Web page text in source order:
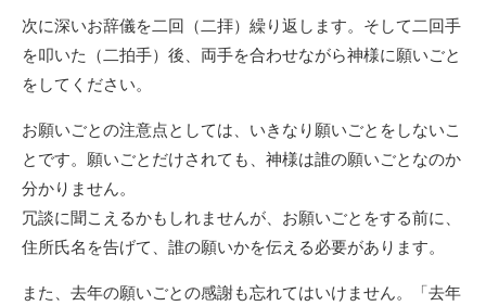
次に深いお辞儀を二回（二拝）繰り返します。そして二回手
を叩いた（二拍手）後、両手を合わせながら神様に願いごと
をしてください。
お願いごとの注意点としては、いきなり願いごとをしないこ
とです。願いごとだけされても、神様は誰の願いごとなのか
分かりません。
冗談に聞こえるかもしれませんが、お願いごとをする前に、
住所氏名を告げて、誰の願いかを伝える必要があります。
また、去年の願いごとの感謝も忘れてはいけません。「去年